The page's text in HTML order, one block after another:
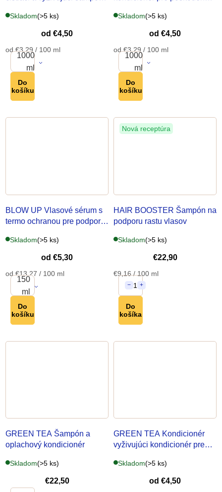
o
u
k
o
Skladom(>5 ks)
od €4,50
Jednotková
cena:
od €3,29 / 100 ml
1000
ml
Do
košíku
Skladom(>5 ks)
od €4,50
Jednotková
cena:
od €3,29 / 100 ml
1000
ml
Do
košíku
BLOW UP Vlasové sérum s
termo ochranou pre podporu
Skladom(>5 ks)
od €5,30
Jednotková
cena:
od €13,27 / 100 ml
150
ml
Do
košíku
Nová receptúra
HAIR BOOSTER Šampón na
podporu rastu vlasov
Skladom(>5 ks)
€22,90
Jednotková
cena:
€9,16 / 100 ml
− 1 +
Do
košíka
GREEN TEA Šampón a
oplachový kondicionér
Skladom(>5 ks)
€22,50
GREEN TEA Kondicionér
vyživujúci kondicionér pre
Skladom(>5 ks)
od €4,50